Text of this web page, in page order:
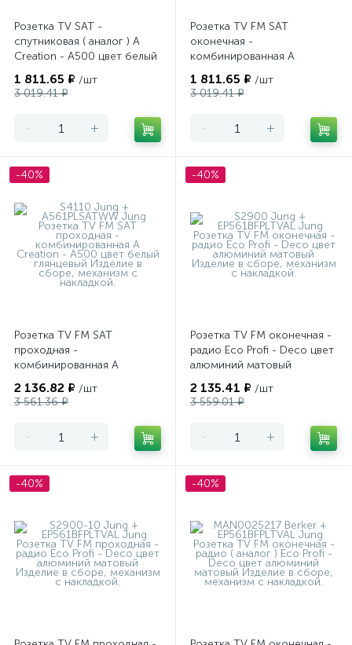
Розетка TV SAT -
спутниковая ( аналог ) A
Creation - A500 цвет белый
1 811.65 ₽ /шт
3 019.41 ₽
- +
Розетка TV FM SAT
оконечная -
комбинированная A
глянцевый
1 811.65 ₽ /шт
3 019.41 ₽
- +
-40%
Розетка TV FM SAT
проходная -
комбинированная A
глянцевый
2 136.82 ₽ /шт
3 561.36 ₽
- +
-40%
Розетка TV FM оконечная -
радио Eco Profi - Deco цвет
алюминий матовый
2 135.41 ₽ /шт
3 559.01 ₽
- +
-40% -40%